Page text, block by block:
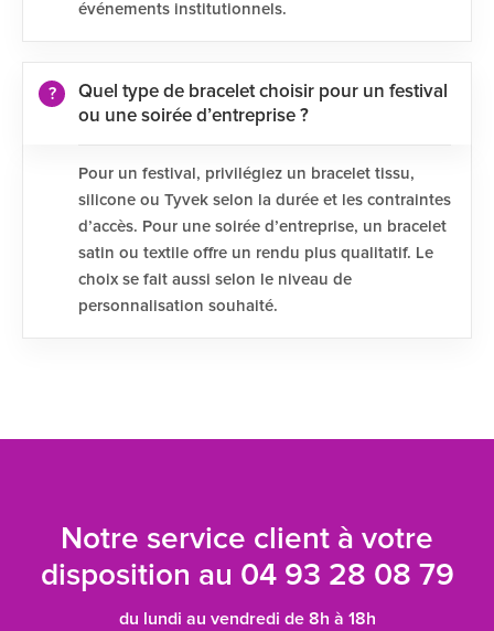
événements institutionnels.
Quel type de bracelet choisir pour un festival
ou une soirée d’entreprise ?
Pour un festival, privilégiez un bracelet tissu,
silicone ou Tyvek selon la durée et les contraintes
d’accès. Pour une soirée d’entreprise, un bracelet
satin ou textile offre un rendu plus qualitatif. Le
choix se fait aussi selon le niveau de
personnalisation souhaité.
Notre service client à votre
disposition au 04 93 28 08 79
du lundi au vendredi de 8h à 18h